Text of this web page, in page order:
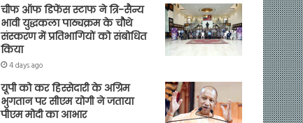
चीफ ऑफ डिफेंस स्टाफ ने त्रि-सैन्य
भावी युद्धकला पाठ्यक्रम के चौथे
संस्करण में प्रतिभागियों को संबोधित
किया
4 days ago
यूपी को कर हिस्सेदारी के अग्रिम
भुगतान पर सीएम योगी ने जताया
पीएम मोदी का आभार